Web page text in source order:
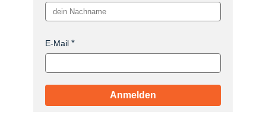
E-Mail
Anmelden